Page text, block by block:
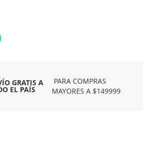
GRATIS A
EL PAÍS
PARA COMPRAS
MAYORES A $149999